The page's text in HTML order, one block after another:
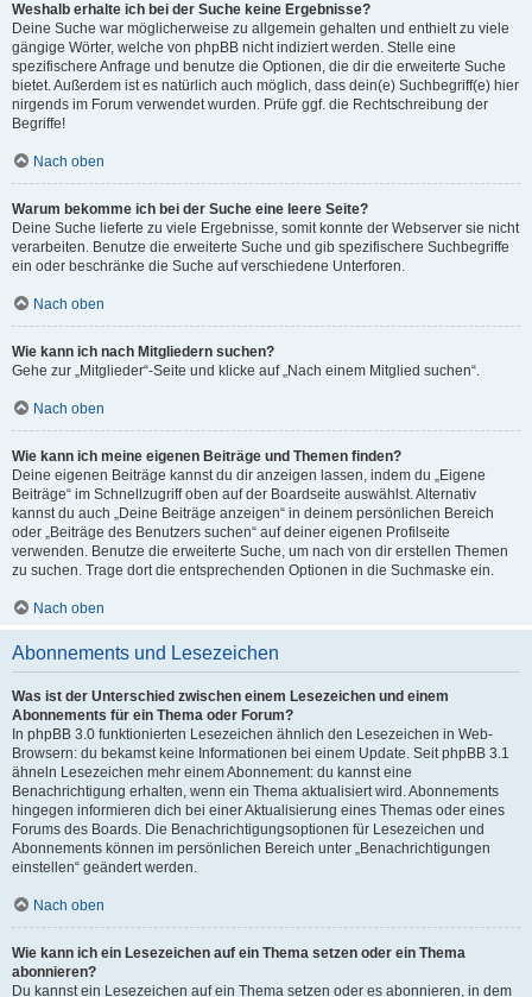
Weshalb erhalte ich bei der Suche keine Ergebnisse?
Deine Suche war möglicherweise zu allgemein gehalten und enthielt zu viele
gängige Wörter, welche von phpBB nicht indiziert werden. Stelle eine
spezifischere Anfrage und benutze die Optionen, die dir die erweiterte Suche
bietet. Außerdem ist es natürlich auch möglich, dass dein(e) Suchbegriff(e) hier
nirgends im Forum verwendet wurden. Prüfe ggf. die Rechtschreibung der
Begriffe!
Nach oben
Warum bekomme ich bei der Suche eine leere Seite?
Deine Suche lieferte zu viele Ergebnisse, somit konnte der Webserver sie nicht
verarbeiten. Benutze die erweiterte Suche und gib spezifischere Suchbegriffe
ein oder beschränke die Suche auf verschiedene Unterforen.
Nach oben
Wie kann ich nach Mitgliedern suchen?
Gehe zur „Mitglieder“-Seite und klicke auf „Nach einem Mitglied suchen“.
Nach oben
Wie kann ich meine eigenen Beiträge und Themen finden?
Deine eigenen Beiträge kannst du dir anzeigen lassen, indem du „Eigene
Beiträge“ im Schnellzugriff oben auf der Boardseite auswählst. Alternativ
kannst du auch „Deine Beiträge anzeigen“ in deinem persönlichen Bereich
oder „Beiträge des Benutzers suchen“ auf deiner eigenen Profilseite
verwenden. Benutze die erweiterte Suche, um nach von dir erstellen Themen
zu suchen. Trage dort die entsprechenden Optionen in die Suchmaske ein.
Nach oben
Abonnements und Lesezeichen
Was ist der Unterschied zwischen einem Lesezeichen und einem
Abonnements für ein Thema oder Forum?
In phpBB 3.0 funktionierten Lesezeichen ähnlich den Lesezeichen in Web-
Browsern: du bekamst keine Informationen bei einem Update. Seit phpBB 3.1
ähneln Lesezeichen mehr einem Abonnement: du kannst eine
Benachrichtigung erhalten, wenn ein Thema aktualisiert wird. Abonnements
hingegen informieren dich bei einer Aktualisierung eines Themas oder eines
Forums des Boards. Die Benachrichtigungsoptionen für Lesezeichen und
Abonnements können im persönlichen Bereich unter „Benachrichtigungen
einstellen“ geändert werden.
Nach oben
Wie kann ich ein Lesezeichen auf ein Thema setzen oder ein Thema
abonnieren?
Du kannst ein Lesezeichen auf ein Thema setzen oder es abonnieren, in dem